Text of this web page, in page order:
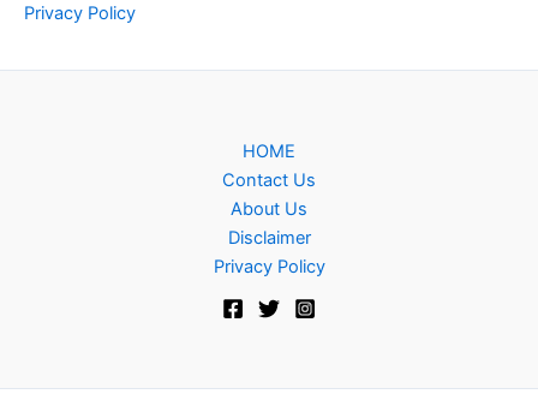
Privacy Policy
HOME
Contact Us
About Us
Disclaimer
Privacy Policy